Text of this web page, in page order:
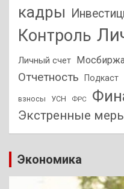
кадры
Контроль
Личный счет
Отчетность Подкаст
взносы УСН ФРС
Экстренные
Экономика